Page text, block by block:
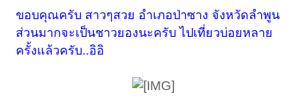
ขอบคุณครับ สาวๆสวย อำเภอป่าซาง จังหวัดลำพูน
ส่วนมากจะเป็นชาวยองนะครับ ไปเที่ยวบ่อยหลาย
ครั้งแล้วครับ..อิอิ